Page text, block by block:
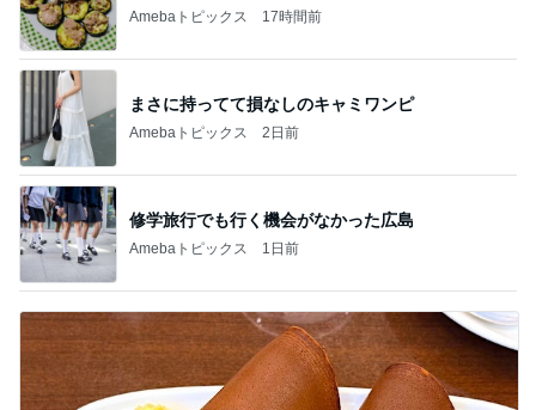
Amebaトピックス 17時間前
まさに持ってて損なしのキャミワンピ
Amebaトピックス 2日前
修学旅行でも行く機会がなかった広島
Amebaトピックス 1日前